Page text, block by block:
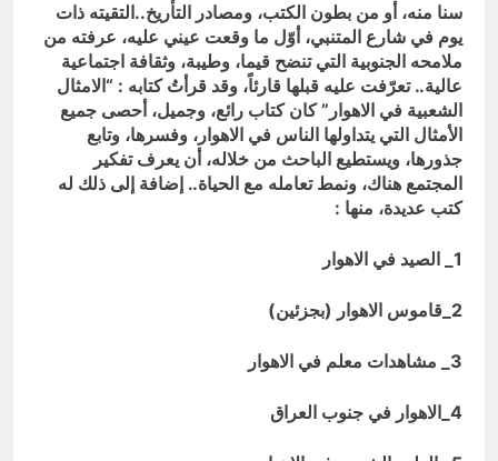
سنا منه، أو من بطون الكتب، ومصادر التأريخ..التقيته ذات
يوم في شارع المتنبي، أوّل ما وقعت عيني عليه، عرفته من
ملامحه الجنوبية التي تنضح قيما، وطيبة، وثقافة اجتماعية
عالية.. تعرّفت عليه قبلها قارئاً، وقد قرأتُ كتابه : “الامثال
الشعبية في الاهوار” كان كتاب رائع، وجميل، أحصى جميع
الأمثال التي يتداولها الناس في الاهوار، وفسرها، وتابع
جذورها، ويستطيع الباحث من خلاله، أن يعرف تفكير
المجتمع هناك، ونمط تعامله مع الحياة.. إضافة إلى ذلك له
كتب عديدة، منها :
1_ الصيد في الاهوار
2_قاموس الاهوار (بجزئين)
3_ مشاهدات معلم في الاهوار
4_الاهوار في جنوب العراق